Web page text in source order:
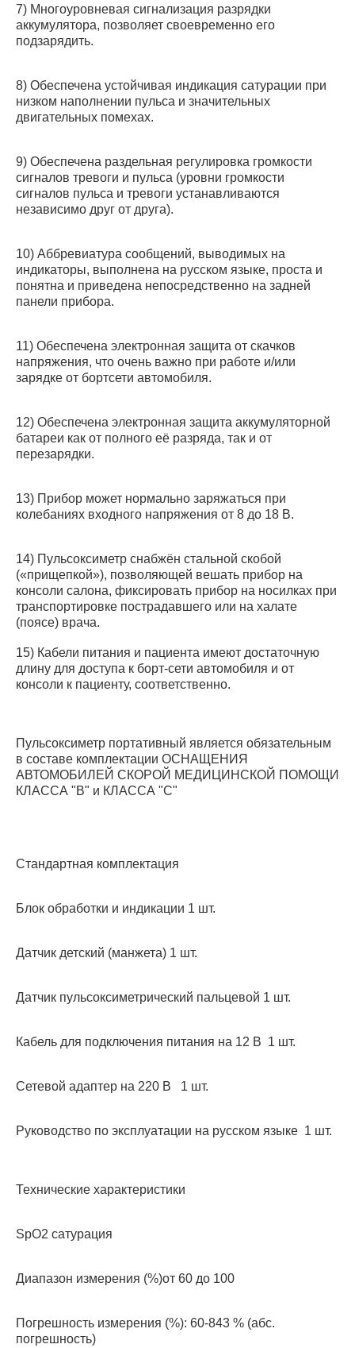
7) Многоуровневая сигнализация разрядки
аккумулятора, позволяет своевременно его
подзарядить.
8) Обеспечена устойчивая индикация сатурации при
низком наполнении пульса и значительных
двигательных помехах.
9) Обеспечена раздельная регулировка громкости
сигналов тревоги и пульса (уровни громкости
сигналов пульса и тревоги устанавливаются
независимо друг от друга).
10) Аббревиатура сообщений, выводимых на
индикаторы, выполнена на русском языке, проста и
понятна и приведена непосредственно на задней
панели прибора.
11) Обеспечена электронная защита от скачков
напряжения, что очень важно при работе и/или
зарядке от бортсети автомобиля.
12) Обеспечена электронная защита аккумуляторной
батареи как от полного её разряда, так и от
перезарядки.
13) Прибор может нормально заряжаться при
колебаниях входного напряжения от 8 до 18 В.
14) Пульсоксиметр снабжён стальной скобой
(«прищепкой»), позволяющей вешать прибор на
консоли салона, фиксировать прибор на носилках при
транспортировке пострадавшего или на халате
(поясе) врача.
15) Кабели питания и пациента имеют достаточную
длину для доступа к борт-сети автомобиля и от
консоли к пациенту, соответственно.
Пульсоксиметр портативный является обязательным
в составе комплектации ОСНАЩЕНИЯ
АВТОМОБИЛЕЙ СКОРОЙ МЕДИЦИНСКОЙ ПОМОЩИ
КЛАССА "В" и КЛАССА "С"
Стандартная комплектация
Блок обработки и индикации 1 шт.
Датчик детский (манжета) 1 шт.
Датчик пульсоксиметрический пальцевой 1 шт.
Кабель для подключения питания на 12 В 1 шт.
Cетевой адаптер на 220 В 1 шт.
Руководство по эксплуатации на русском языке 1 шт.
Технические характеристики
SpО2 сатурация
Диапазон измерения (%)от 60 до 100
Погрешность измерения (%): 60-843 % (абс.
погрешность)